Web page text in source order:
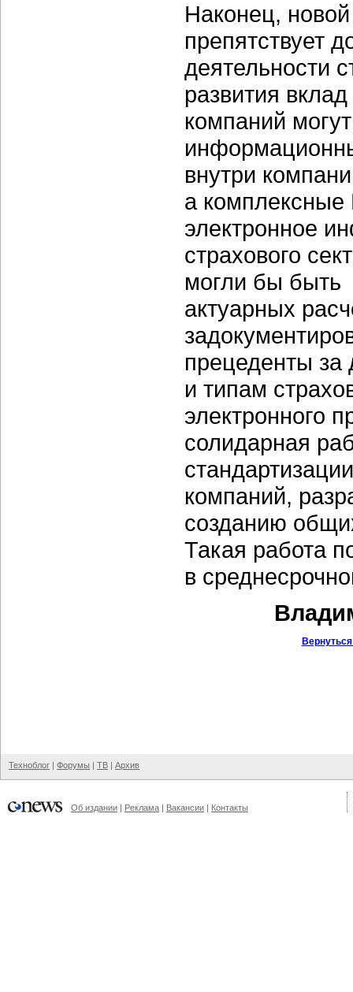
Наконец,
препятствует
деятельности
развития
компаний
внутри
а комплексные
электронное
страхового
могли бы быть
актуарных
прецеденты
и типам
электронного
солидарная
компаний,
созданию
Такая работа
в
Техноблог | Форумы | ТВ | Архив
Об издании | Реклама | Вакансии | Контакты